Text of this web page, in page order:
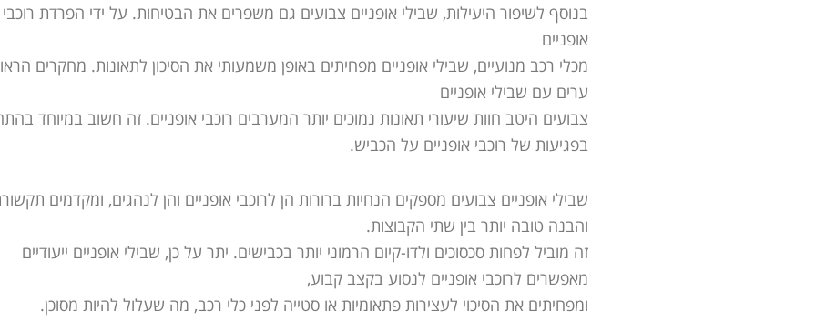
בנוסף לשיפור היעילות, שבילי אופניים צבועים גם משפרים את הבטיחות. על ידי הפרדת רוכבי
אופניים
מכלי רכב מנועיים, שבילי אופניים מפחיתים באופן משמעותי את הסיכון לתאונות. מחקרים
ערים עם שבילי אופניים
צבועים היטב חוות שיעורי תאונות נמוכים יותר המערבים רוכבי אופניים. זה חשוב במיוחד
בפגיעות של רוכבי אופניים על הכביש.
שבילי אופניים צבועים מספקים הנחיות ברורות הן לרוכבי אופניים והן לנהגים, ומקדמים
והבנה טובה יותר בין שתי הקבוצות.
זה מוביל לפחות סכסוכים ולדו-קיום הרמוני יותר בכבישים. יתר על כן, שבילי אופניים ייעודיים
מאפשרים לרוכבי אופניים לנסוע בקצב קבוע,
ומפחיתים את הסיכוי לעצירות פתאומיות או סטייה לפני כלי רכב, מה שעלול להיות מסוכן.